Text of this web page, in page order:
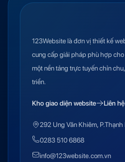
123Website là đơn vị thiết kế
cung cấp giải pháp phù hợp
một nền tảng trực tuyến chỉn
triển.
Kho giao diện website Liên
292 Ung Văn Khiêm, P.Thạnh
0283 510 6868
info@123website.com.vn